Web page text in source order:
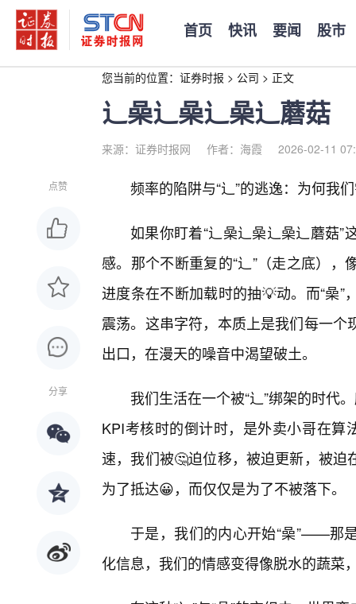
首页 快讯 要闻 股市
您当前的位置： 证券时报 > 公司 > 正文
辶喿辶喿辶喿辶蘑菇
来源：证券时报网 作者：海霞 2026-02-11
点赞
分享
频率的陷阱与“辶”的逃逸：为何我
如果你盯着“辶喿辶喿辶喿辶蘑菇
感。那个不断重复的“辶”（走之底）
进度条在不断加载时的抽💡动。而“喿
震荡。这串字符，本质上是我们每一
出口，在漫天的噪音中渴望破土。
我们生活在一个被“辶”绑架的时代
KPI考核时的倒计时，是外卖小哥在算
速，我们被🤔迫位移，被迫更新，被
为了抵达😀，而仅仅是为了不被落下。
于是，我们的内心开始“喿”——那
化信息，我们的情感变得像脱水的蔬菜